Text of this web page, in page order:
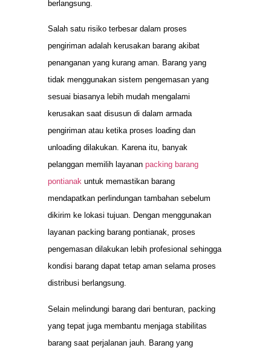
berlangsung.
Salah satu risiko terbesar dalam proses
pengiriman adalah kerusakan barang akibat
penanganan yang kurang aman. Barang yang
tidak menggunakan sistem pengemasan yang
sesuai biasanya lebih mudah mengalami
kerusakan saat disusun di dalam armada
pengiriman atau ketika proses loading dan
unloading dilakukan. Karena itu, banyak
pelanggan memilih layanan packing barang
pontianak untuk memastikan barang
mendapatkan perlindungan tambahan sebelum
dikirim ke lokasi tujuan. Dengan menggunakan
layanan packing barang pontianak, proses
pengemasan dilakukan lebih profesional sehingga
kondisi barang dapat tetap aman selama proses
distribusi berlangsung.
Selain melindungi barang dari benturan, packing
yang tepat juga membantu menjaga stabilitas
barang saat perjalanan jauh. Barang yang